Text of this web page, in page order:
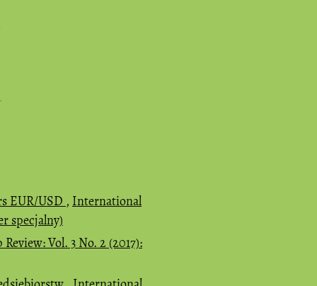
EUR/USD , International
specjalny)
Vol. 3 No. 2 (2017):